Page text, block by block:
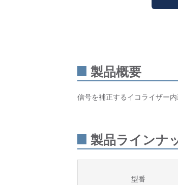
製品概要
信号を補正するイコライザー
製品ラインナ
型番